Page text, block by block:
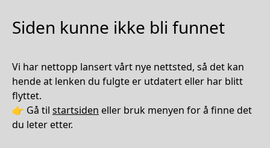
Siden kunne ikke bli funnet
Vi har nettopp lansert vårt nye nettsted, så det kan
hende at lenken du fulgte er utdatert eller har blitt
flyttet.
👉 Gå til startsiden eller bruk menyen for å finne det
du leter etter.